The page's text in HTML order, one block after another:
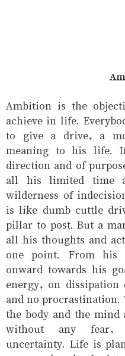
Ambition is the
achieve in life.
to give a drive, a
meaning to his life.
direction and of
all his limited time
wilderness of
is like dumb cuttle
pillar to post. But a
all his thoughts and
one point. From his
onward towards his
energy, on
and no
the body and the
without any fear,
uncertainty. Life is